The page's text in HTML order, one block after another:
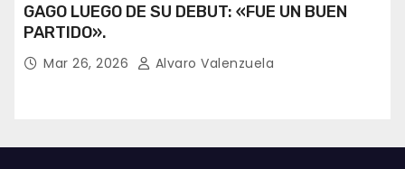
GAGO LUEGO DE SU DEBUT: «FUE UN BUEN
PARTIDO».
Mar 26, 2026 Alvaro Valenzuela